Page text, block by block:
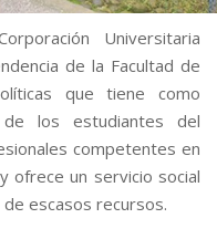
Universitaria
de la Facultad de
que tiene como
los estudiantes del
competentes en
ofrece un servicio social
escasos recursos.